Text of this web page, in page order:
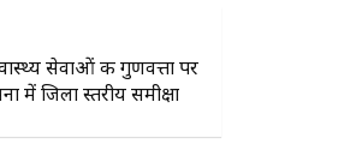
सेवाओं की गुणवत्ता पर
में जिला स्तरीय समीक्षा